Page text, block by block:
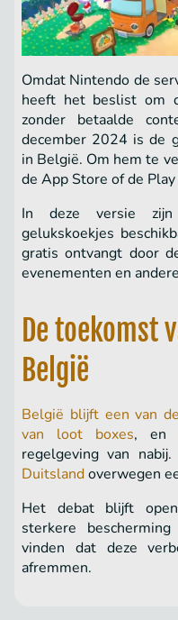
Omdat Nintendo de
heeft het beslist om
zonder betaalde
december 2024 is de
in België. Om hem te
de App Store of de
In deze versie
gelukskoekjes
gratis ontvangt door
evenementen en
De toekomst
België
België blijft een van
van loot boxes, en
regelgeving van
Duitslandoverwegen
Het debat blijft
sterkere
vinden dat deze
afremmen.